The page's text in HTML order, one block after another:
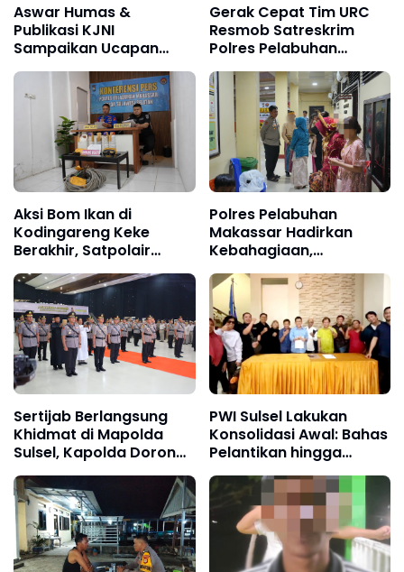
Aswar Humas &
Publikasi KJNI
Sampaikan Ucapan
Selamat Ulang Tahun
kepada Komandan
Denpom XIV/4
Makassar
Gerak Cepat Tim URC
Resmob Satreskrim
Polres Pelabuhan
Makassar Bekuk Pencuri
Solar dan Dongkrak
Truk
Aksi Bom Ikan di
Kodingareng Keke
Berakhir, Satpolair
Polres Pelabuhan
Makassar Amankan Dua
Pelaku a
Polres Pelabuhan
Makassar Hadirkan
Kebahagiaan,
Pertemukan Tahanan
dengan Keluarga di Hari
Istimewa Pernikahan
Sertijab Berlangsung
Khidmat di Mapolda
Sulsel, Kapolda Dorong
Inovasi,
Profesionalisme, dan
Kolaborasi dengan TNI
serta Pemerintah
Daerah
PWI Sulsel Lakukan
Konsolidasi Awal: Bahas
Pelantikan hingga
Agenda Porwanas 2027